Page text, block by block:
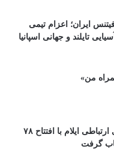
ایران؛ اعزام تیمی
تایلند و جهانی اسپانیا
من»
توسعه زیرساخت‌های ارتباطی ایلام با افتتاح ۷۸
گرفت